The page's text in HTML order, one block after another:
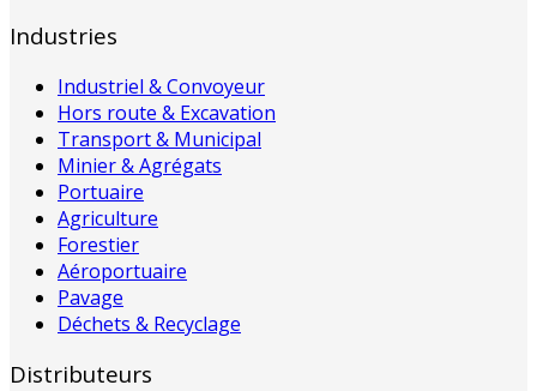
Industries
Industriel & Convoyeur
Hors route & Excavation
Transport & Municipal
Minier & Agrégats
Portuaire
Agriculture
Forestier
Aéroportuaire
Pavage
Déchets & Recyclage
Distributeurs